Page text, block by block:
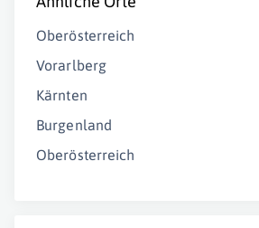
Oberösterreich
Vorarlberg
Kärnten
Burgenland
Oberösterreich